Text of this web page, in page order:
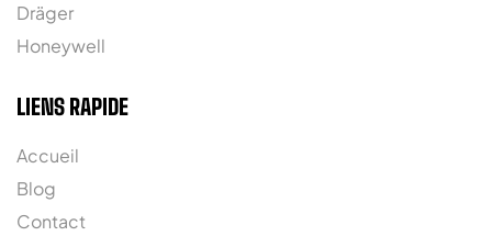
Dräger
Honeywell
LIENS RAPIDE
Accueil
Blog
Contact